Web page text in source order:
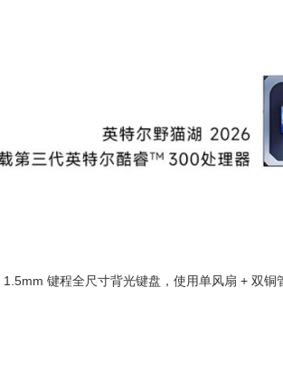
键程全尺寸背光键盘，使用单风扇 + 双铜